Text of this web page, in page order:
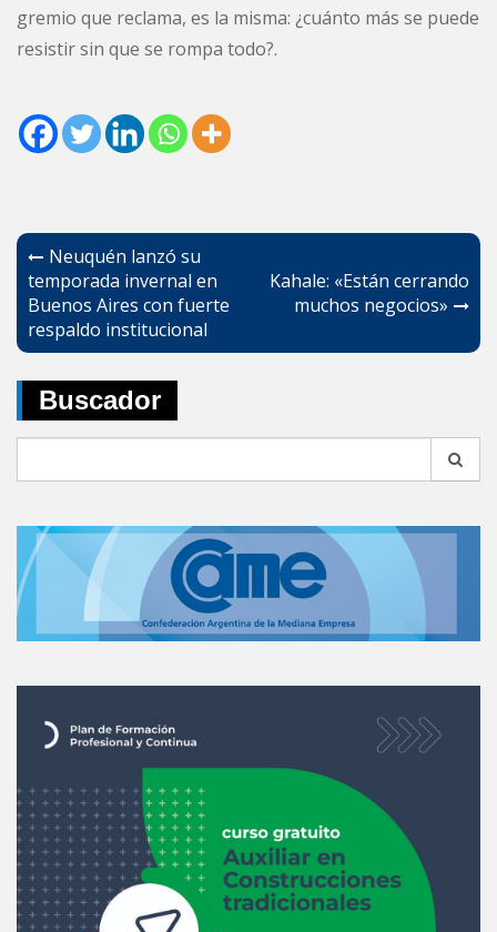
gremio que reclama, es la misma: ¿cuánto más se puede
resistir sin que se rompa todo?.
Navegación
de
entradas
Neuquén lanzó su
temporada invernal en
Buenos Aires con fuerte
respaldo institucional
Kahale: «Están cerrando
muchos negocios»
Buscador